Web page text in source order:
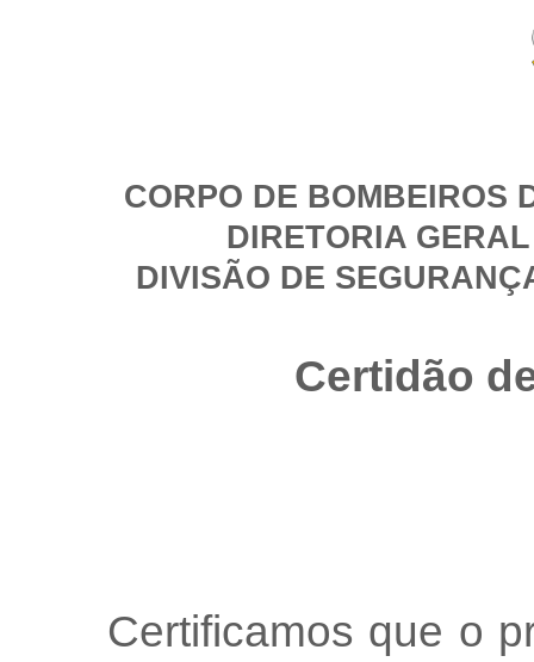
CORPO DE BOMBEIROS
DIRETORIA
DIVISÃO DE
Certidão
Certificamos que o